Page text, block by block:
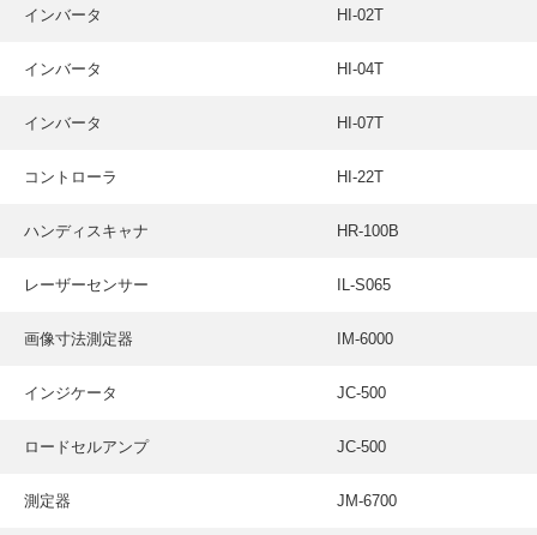
インバータ HI-02T
インバータ HI-04T
インバータ HI-07T
コントローラ HI-22T
ハンディスキャナ HR-100B
レーザーセンサー IL-S065
画像寸法測定器 IM-6000
インジケータ JC-500
ロードセルアンプ JC-500
測定器 JM-6700